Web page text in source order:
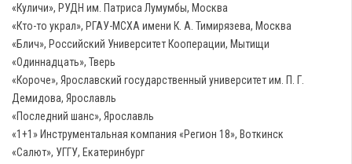
«Куличи», РУДН им. Патриса Лумумбы, Москва
«Кто-то украл», РГАУ-МСХА имени К. А. Тимирязева, Москва
«Блич»‎, Российский Университет Кооперации, Мытищи
«Одиннадцать», Тверь
«Короче», Ярославский государственный университет им. П. Г.
Демидова, Ярославль
«Последний шанс», Ярославль
«1+1» Инструментальная компания «Регион 18», Воткинск
«Салют», УГГУ, Екатеринбург